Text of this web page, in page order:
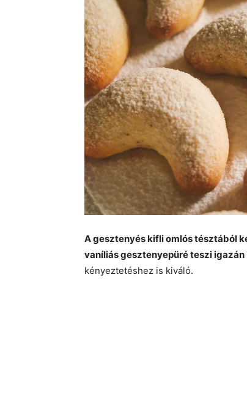
A gesztenyés kifli omlós tésztából
vaníliás gesztenyepüré teszi igazán
kényeztetéshez is kiváló.